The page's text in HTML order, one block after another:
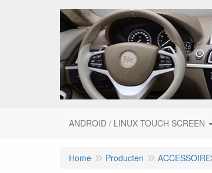
ANDROID / LINUX TOUCH SCREEN
Home Producten